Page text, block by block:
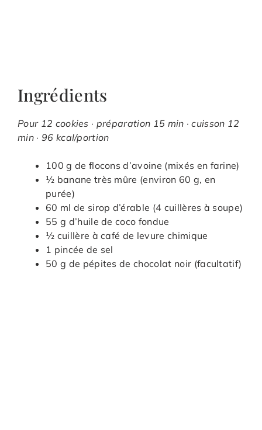
Ingrédients
Pour 12 cookies · préparation 15 min · cuisson 12
min · 96 kcal/portion
100 g de flocons d’avoine (mixés en farine)
½ banane très mûre (environ 60 g, en
purée)
60 ml de sirop d’érable (4 cuillères à soupe)
55 g d’huile de coco fondue
½ cuillère à café de levure chimique
1 pincée de sel
50 g de pépites de chocolat noir (facultatif)